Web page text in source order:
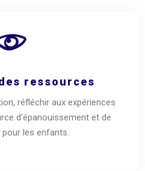
ressources
réfléchir aux expériences
d'épanouissement et de
les enfants.